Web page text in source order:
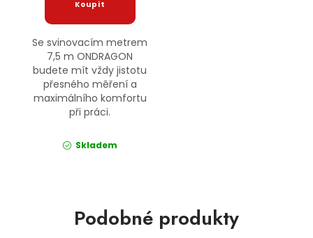
Se svinovacím metrem
7,5 m ONDRAGON
budete mít vždy jistotu
přesného měření a
maximálního komfortu
při práci.
Skladem
Podobné produkty